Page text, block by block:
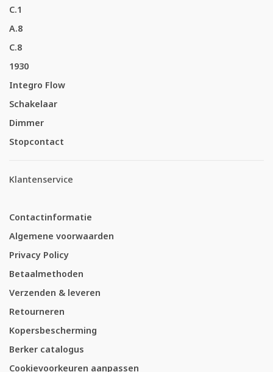
C.1
A.8
C.8
1930
Integro Flow
Schakelaar
Dimmer
Stopcontact
Klantenservice
Contactinformatie
Algemene voorwaarden
Privacy Policy
Betaalmethoden
Verzenden & leveren
Retourneren
Kopersbescherming
Berker catalogus
Cookievoorkeuren aanpassen